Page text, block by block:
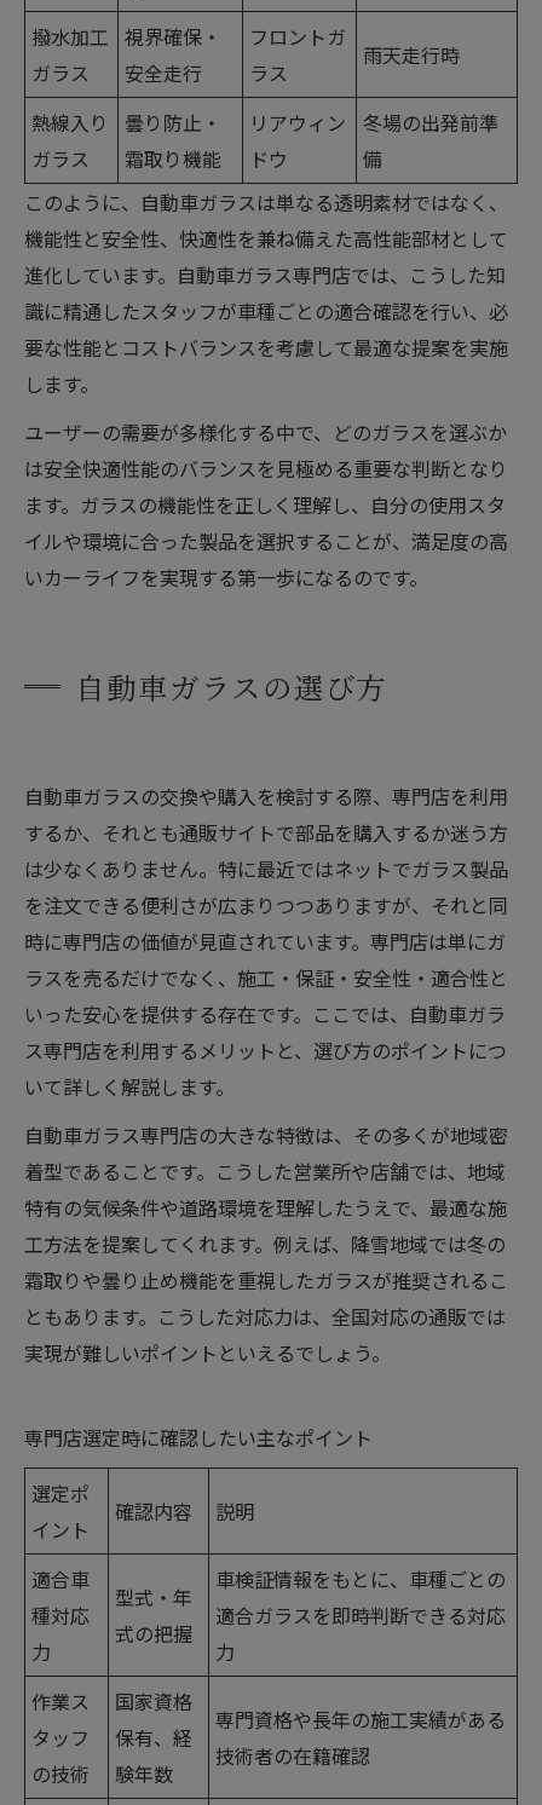
撥水加工
ガラス
視界確保・
安全走行
フロントガ
ラス
雨天走行時
熱線入り
ガラス
曇り防止・
霜取り機能
リアウィン
ドウ
冬場の出発前準
備
このように、自動車ガラスは単なる透明素材ではなく、
機能性と安全性、快適性を兼ね備えた高性能部材として
進化しています。自動車ガラス専門店では、こうした知
識に精通したスタッフが車種ごとの適合確認を行い、必
要な性能とコストバランスを考慮して最適な提案を実施
します。
ユーザーの需要が多様化する中で、どのガラスを選ぶか
は安全快適性能のバランスを見極める重要な判断となり
ます。ガラスの機能性を正しく理解し、自分の使用スタ
イルや環境に合った製品を選択することが、満足度の高
いカーライフを実現する第一歩になるのです。
自動車ガラスの選び方
自動車ガラスの交換や購入を検討する際、専門店を利用
するか、それとも通販サイトで部品を購入するか迷う方
は少なくありません。特に最近ではネットでガラス製品
を注文できる便利さが広まりつつありますが、それと同
時に専門店の価値が見直されています。専門店は単にガ
ラスを売るだけでなく、施工・保証・安全性・適合性と
いった安心を提供する存在です。ここでは、自動車ガラ
ス専門店を利用するメリットと、選び方のポイントにつ
いて詳しく解説します。
自動車ガラス専門店の大きな特徴は、その多くが地域密
着型であることです。こうした営業所や店舗では、地域
特有の気候条件や道路環境を理解したうえで、最適な施
工方法を提案してくれます。例えば、降雪地域では冬の
霜取りや曇り止め機能を重視したガラスが推奨されるこ
ともあります。こうした対応力は、全国対応の通販では
実現が難しいポイントといえるでしょう。
専門店選定時に確認したい主なポイント
選定ポ
イント
確認内容 説明
適合車
種対応
力
型式・年
式の把握
車検証情報をもとに、車種ごとの
適合ガラスを即時判断できる対応
力
作業ス
タッフ
の技術
国家資格
保有、経
験年数
専門資格や長年の施工実績がある
技術者の在籍確認